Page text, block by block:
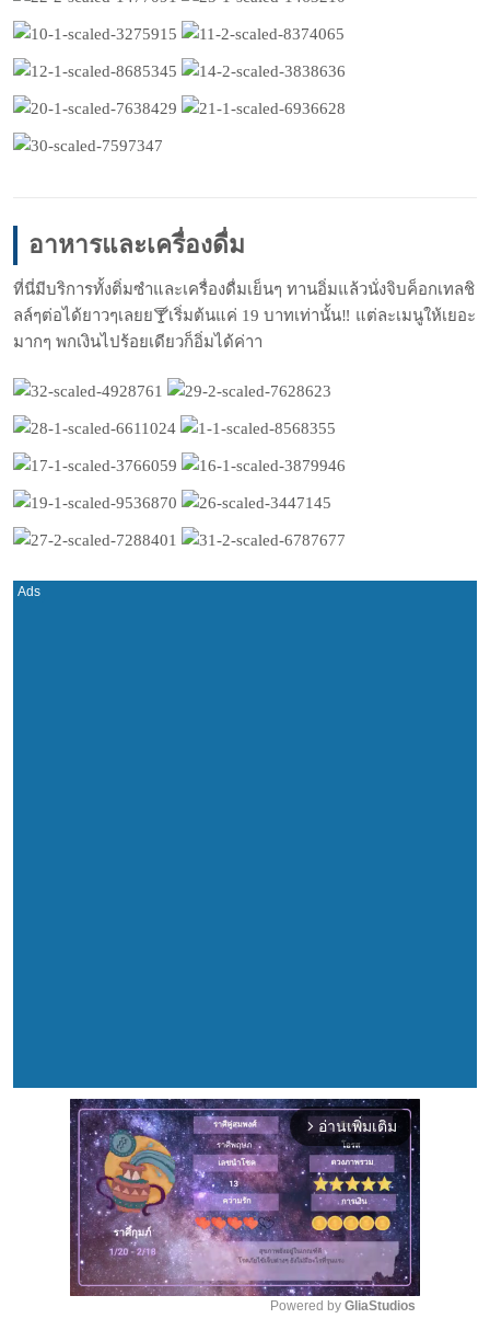
อาหารและเครื่องดื่ม
ที่นี่มีบริการทั้งติ่มซำและเครื่องดื่มเย็นๆ ทานอิ่มแล้วนั่งจิบค็อกเทลชิ
ลล์ๆต่อได้ยาวๆเลยย🍸เริ่มต้นแค่ 19 บาทเท่านั้น‼️ แต่ละเมนูให้เยอะ
มากๆ พกเงินไปร้อยเดียวก็อิ่มได้ค่าา
arrow_forward_ios อ่านเพิ่มเติม
Powered by GliaStudios